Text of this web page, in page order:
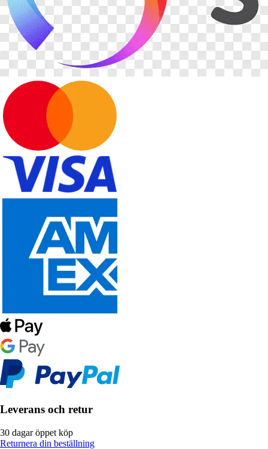
Leverans och retur
30 dagar öppet köp
Returnera din beställning